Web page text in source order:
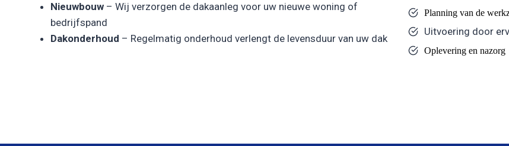
Nieuwbouw – Wij verzorgen de dakaanleg voor uw nieuwe woning of
bedrijfspand
Dakonderhoud – Regelmatig onderhoud verlengt de levensduur van uw dak
Planning van de
Uitvoering door
Oplevering en nazorg